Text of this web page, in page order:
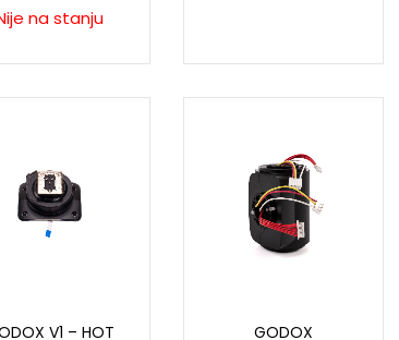
na stanju
V1 – HOT
GODOX